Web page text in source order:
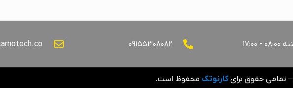
۰۹۱۵۵۳۰۸۰۸۲
کارنوتک محفوظ است.